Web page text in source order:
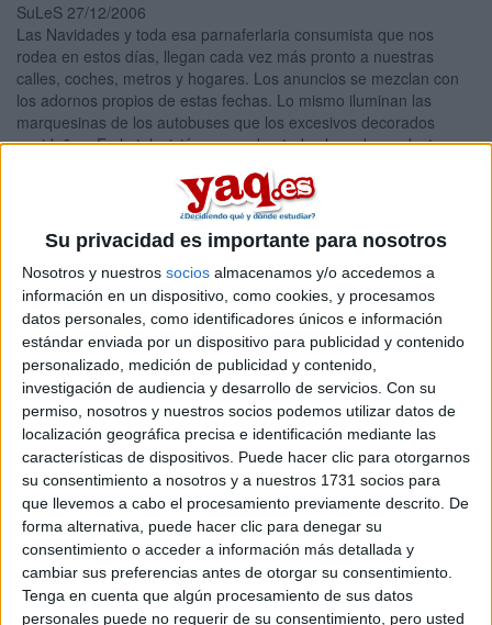
Su privacidad es importante para nosotros
Nosotros y nuestros socios almacenamos y/o accedemos a
información en un dispositivo, como cookies, y procesamos
datos personales, como identificadores únicos e información
estándar enviada por un dispositivo para publicidad y contenido
personalizado, medición de publicidad y contenido,
investigación de audiencia y desarrollo de servicios. Con su
permiso, nosotros y nuestros socios podemos utilizar datos de
localización geográfica precisa e identificación mediante las
características de dispositivos. Puede hacer clic para otorgarnos
su consentimiento a nosotros y a nuestros 1731 socios para
que llevemos a cabo el procesamiento previamente descrito. De
forma alternativa, puede hacer clic para denegar su
consentimiento o acceder a información más detallada y
cambiar sus preferencias antes de otorgar su consentimiento.
Tenga en cuenta que algún procesamiento de sus datos
personales puede no requerir de su consentimiento, pero usted
SuLeS 27/12/2006
Las Navidades y toda esa parnaferlaria consumista que nos
rodea en estos días, llegan cada vez más pronto a nuestras
calles, coches, metros y hogares. Los anuncios se mezclan con
los adornos propios de estas fechas. Lo mismo iluminan las
marquesinas de los autobuses que los excesivos decorados
navideños. En la televisión se venden toda clase de productos
tangibles y regalables, casi han desaparecido las aseguradoras y
los bancos de la parrila publicitaria televisiva. ¿A quién se le
ocurre regalar una cuenta al nosécuántos por ciento TAE en el
banco de Matias Prats? También las emisoras de radio venden
móviles de decimoquinta generación y exóticas fragancias con
nombres de ilustres y famosos. La gente se lanza a la calle en
busca del regalo perfecto, ese que nos han vendido el fin de
semana en el suplemento navideño de algún periódico burgués
de tirada nacional.
leer más
Jonah Peretti Vs Nike
SuLeS 29/11/2006
Hola chic@s.
El otro día estaba dando una vuelta por la página rebelion.org y
descubrí un artículo que me llamó mucho la atención. El texto iba
sobre una conversación por correspondencia electrónica entre un
usuario y la marca deportiva “Nike(fueran de oro)”. Entre las
muchas campañas de marketing que esta marca lanza casi a